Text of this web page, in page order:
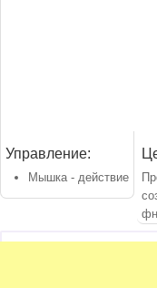
Управление:
Мышка - действие